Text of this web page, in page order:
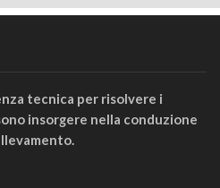
tecnica per risolvere i
insorgere nella conduzione